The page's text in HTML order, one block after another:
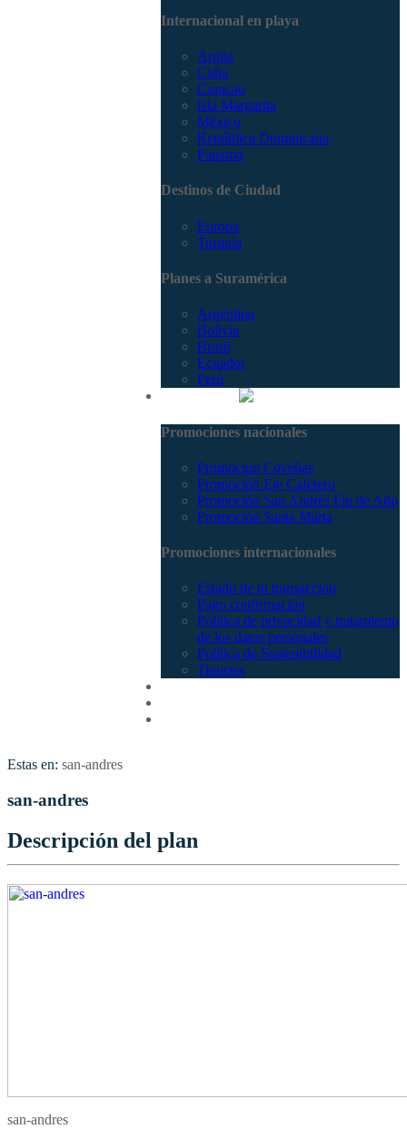
Internacional en playa
Aruba
Cuba
Curacao
Isla Margarita
México
República Dominicana
Panamá
Destinos de Ciudad
Europa
Turquía
Planes a Suramérica
Argentina
Bolivia
Brasil
Ecuador
Perú
Promociones nacionales
Promocion Coveñas
Promoción Eje Cafetero
Promoción San Andrés Fin de Año
Promoción Santa Marta
Promociones internacionales
Estado de tu transacción
Pago confirmación
Política de privacidad y tratamiento
de los datos personales
Política de Sostenibilidad
Tiquetes
Estas en: san-andres
san-andres
Descripción del plan
san-andres